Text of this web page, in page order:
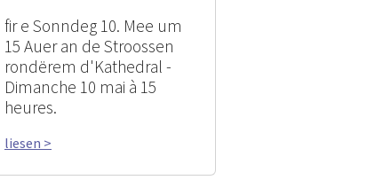
fir e Sonndeg 10. Mee um
15 Auer an de Stroossen
rondërem d'Kathedral -
Dimanche 10 mai à 15
heures.
liesen >